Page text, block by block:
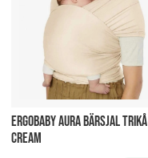
ERGOBABY AURA BÄRSJAL TRIKÅ
CREAM